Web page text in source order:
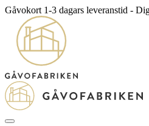
Gåvokort 1-3 dagars leveranstid -